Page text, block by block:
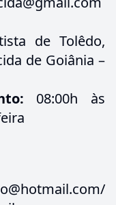
de Tolêdo,
de Goiânia –
08:00h às